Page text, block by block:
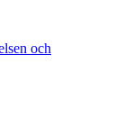
och